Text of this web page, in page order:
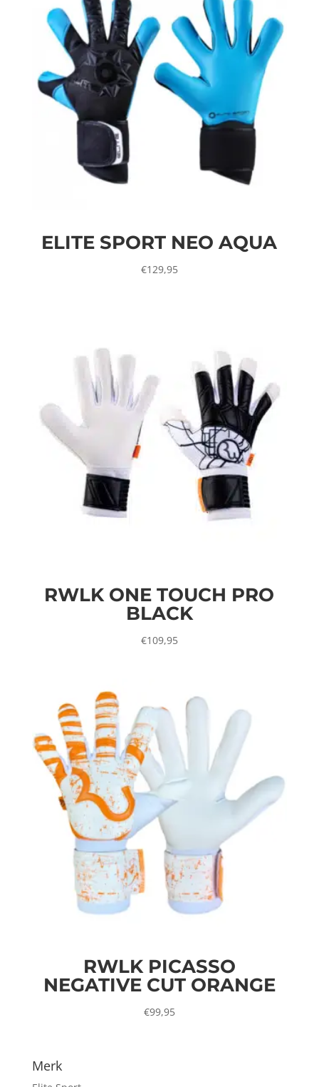
ELITE SPORT NEO AQUA
€129,95
RWLK ONE TOUCH PRO
BLACK
€109,95
RWLK PICASSO
NEGATIVE CUT ORANGE
€99,95
Merk